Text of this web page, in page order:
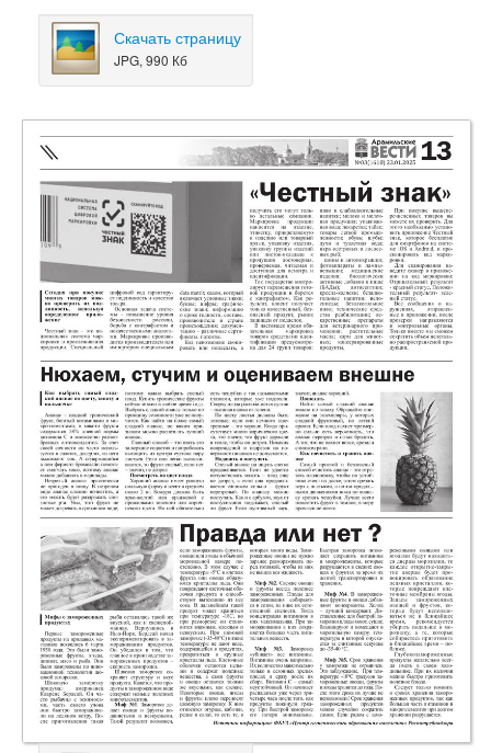
Скачать страницу
JPG, 990 Кб